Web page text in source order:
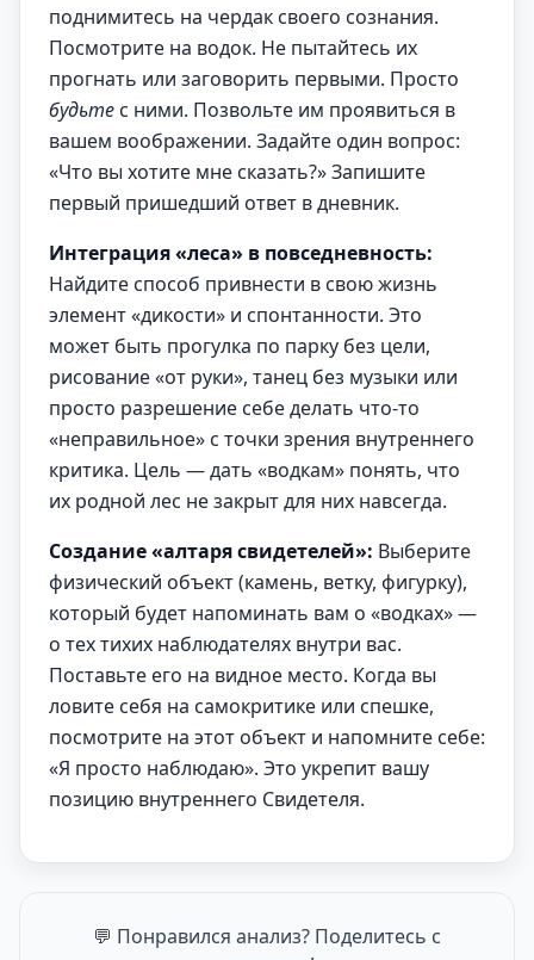
поднимитесь на чердак своего сознания.
Посмотрите на водок. Не пытайтесь их
прогнать или заговорить первыми. Просто
будьте с ними. Позвольте им проявиться в
вашем воображении. Задайте один вопрос:
«Что вы хотите мне сказать?» Запишите
первый пришедший ответ в дневник.
Интеграция «леса» в повседневность:
Найдите способ привнести в свою жизнь
элемент «дикости» и спонтанности. Это
может быть прогулка по парку без цели,
рисование «от руки», танец без музыки или
просто разрешение себе делать что-то
«неправильное» с точки зрения внутреннего
критика. Цель — дать «водкам» понять, что
их родной лес не закрыт для них навсегда.
Создание «алтаря свидетелей»: Выберите
физический объект (камень, ветку, фигурку),
который будет напоминать вам о «водках» —
о тех тихих наблюдателях внутри вас.
Поставьте его на видное место. Когда вы
ловите себя на самокритике или спешке,
посмотрите на этот объект и напомните себе:
«Я просто наблюдаю». Это укрепит вашу
позицию внутреннего Свидетеля.
💬 Понравился анализ? Поделитесь с